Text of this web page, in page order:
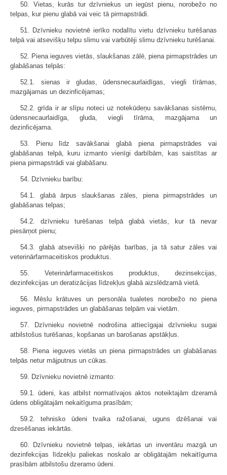
50. Vietas, kurās tur dzīvniekus un iegūst pienu, norobežo no
telpas, kur pienu glabā vai veic tā pirmapstrādi.
51. Dzīvnieku novietnē ierīko nodalītu vietu dzīvnieku turēšanas
telpā vai atsevišķu telpu slimu vai varbūtēji slimu dzīvnieku turēšanai.
52. Piena ieguves vietās, slaukšanas zālē, piena pirmapstrādes un
glabāšanas telpās:
52.1. sienas ir gludas, ūdensnecaurlaidīgas, viegli tīrāmas,
mazgājamas un dezinficējamas;
52.2. grīda ir ar slīpu noteci uz notekūdeņu savākšanas sistēmu,
ūdensnecaurlaidīga, gluda, viegli tīrāma, mazgājama un
dezinficējama.
53. Pienu līdz savākšanai glabā piena pirmapstrādes vai
glabāšanas telpā, kuru izmanto vienīgi darbībām, kas saistītas ar
piena pirmapstrādi vai glabāšanu.
54. Dzīvnieku barību:
54.1. glabā ārpus slaukšanas zāles, piena pirmapstrādes un
glabāšanas telpas;
54.2. dzīvnieku turēšanas telpā glabā vietās, kur tā nevar
piesārņot pienu;
54.3. glabā atsevišķi no pārējās barības, ja tā satur zāles vai
veterinārfarmaceitiskos produktus.
55. Veterinārfarmaceitiskos produktus, dezinsekcijas,
dezinfekcijas un deratizācijas līdzekļus glabā aizslēdzamā vietā.
56. Mēslu krātuves un personāla tualetes norobežo no piena
ieguves, pirmapstrādes un glabāšanas telpām vai vietām.
57. Dzīvnieku novietnē nodrošina attiecīgajai dzīvnieku sugai
atbilstošus turēšanas, kopšanas un barošanas apstākļus.
58. Piena ieguves vietās un piena pirmapstrādes un glabāšanas
telpās netur mājputnus un cūkas.
59. Dzīvnieku novietnē izmanto:
59.1. ūdeni, kas atbilst normatīvajos aktos noteiktajām dzeramā
ūdens obligātajām nekaitīguma prasībām;
59.2. tehnisko ūdeni tvaika ražošanai, uguns dzēšanai vai
dzesēšanas iekārtās.
60. Dzīvnieku novietnē telpas, iekārtas un inventāru mazgā un
dezinfekcijas līdzekļu paliekas noskalo ar obligātajām nekaitīguma
prasībām atbilstošu dzeramo ūdeni.